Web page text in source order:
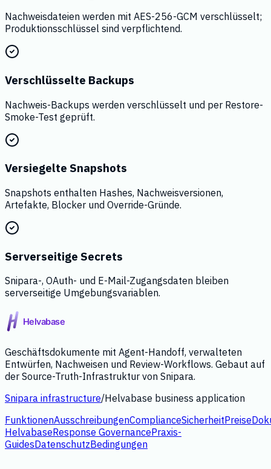
Nachweisdateien werden mit AES-256-GCM verschlüsselt;
Produktionsschlüssel sind verpflichtend.
Verschlüsselte Backups
Nachweis-Backups werden verschlüsselt und per Restore-
Smoke-Test geprüft.
Versiegelte Snapshots
Snapshots enthalten Hashes, Nachweisversionen,
Artefakte, Blocker und Override-Gründe.
Serverseitige Secrets
Snipara-, OAuth- und E-Mail-Zugangsdaten bleiben
serverseitige Umgebungsvariablen.
Geschäftsdokumente mit Agent-Handoff, verwalteten
Entwürfen, Nachweisen und Review-Workflows. Gebaut auf
der Source-Truth-Infrastruktur von Snipara.
Snipara infrastructure/Helvabase business application
FunktionenAusschreibungenComplianceSicherheitPreise
HelvabaseResponse GovernancePraxis-
GuidesDatenschutzBedingungen